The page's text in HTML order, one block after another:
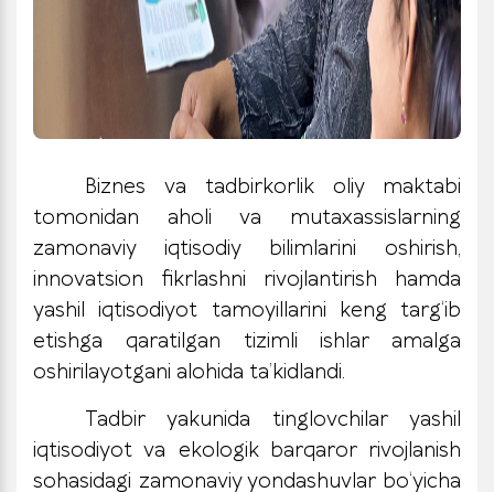
Biznes va tadbirkorlik oliy maktabi
tomonidan aholi va mutaxassislarning
zamonaviy iqtisodiy bilimlarini oshirish,
innovatsion fikrlashni rivojlantirish hamda
yashil iqtisodiyot tamoyillarini keng targ‘ib
etishga qaratilgan tizimli ishlar amalga
oshirilayotgani alohida ta’kidlandi.
Tadbir yakunida tinglovchilar yashil
iqtisodiyot va ekologik barqaror rivojlanish
sohasidagi zamonaviy yondashuvlar bo‘yicha